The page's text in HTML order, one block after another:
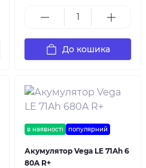
До кошика
в наявності популярний
Акумулятор Vega LE 71Ah 6
80A R+